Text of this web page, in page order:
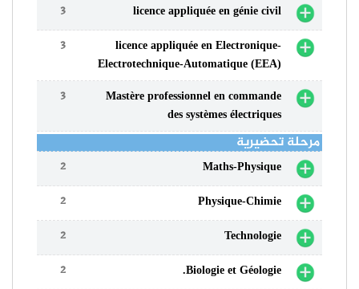
licence appliquée en génie civil
3
licence appliquée en Electronique-
Electrotechnique-Automatique (EEA)
3
Mastère professionnel en commande
des systèmes électriques
3
مرحلة تحضيرية
Maths-Physique
2
Physique-Chimie
2
Technologie
2
Biologie et Géologie.
2